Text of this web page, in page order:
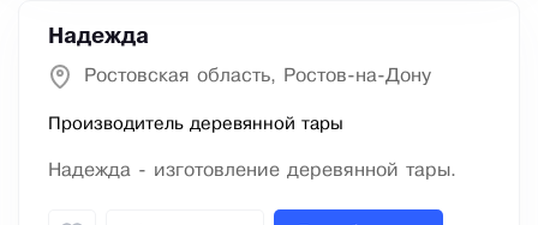
Надежда
Ростовская область, Ростов-на-Дону
Производитель деревянной тары
Надежда - изготовление деревянной тары.